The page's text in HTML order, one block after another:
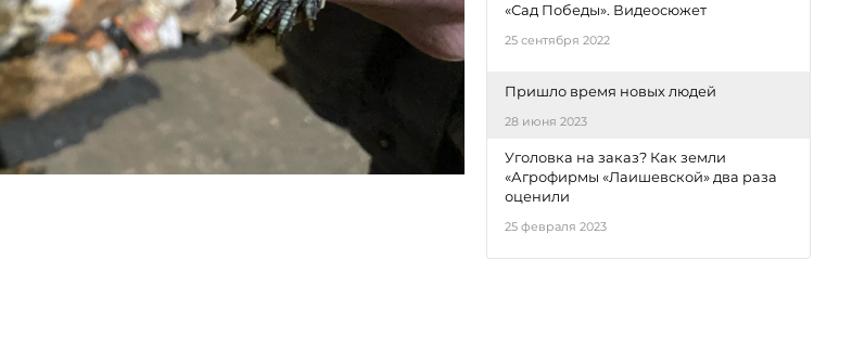
«Сад Победы». Видеосюжет
25 сентября 2022
Пришло время новых людей
28 июня 2023
Уголовка на заказ? Как земли
«Агрофирмы «Лаишевской» два раза
оценили
25 февраля 2023